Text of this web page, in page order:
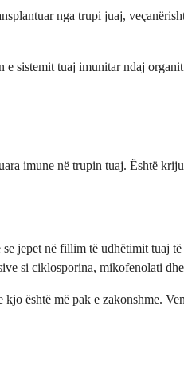
nga trupi juaj,
sistemit tuaj imunitar ndaj
imune në trupin tuaj. Është
në fillim të udhëtimit tuaj
si ciklosporina, mikofenolati
është më pak e zakonshme.